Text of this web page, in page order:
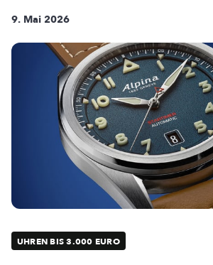
9. Mai 2026
UHREN BIS 3.000 EURO